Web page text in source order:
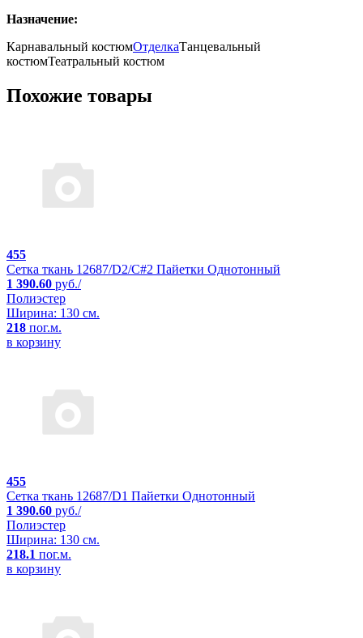
Назначение:
Карнавальный костюмОтделкаТанцевальный
костюмТеатральный костюм
Похожие товары
455
Сетка ткань 12687/D2/C#2 Пайетки Однотонный
1 390.60 руб./
Полиэстер
Ширина: 130 см.
218 пог.м.
в корзину
455
Сетка ткань 12687/D1 Пайетки Однотонный
1 390.60 руб./
Полиэстер
Ширина: 130 см.
218.1 пог.м.
в корзину